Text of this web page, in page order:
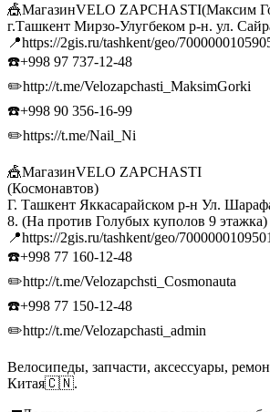
🎪МагазинVELO ZAPCHASTI(Максим
г.Ташкент Мирзо-Улугбеком р-н. ул.
📍https://2gis.ru/tashkent/geo/
☎️+998 97 737-12-48
✏️http://t.me/Velozapchasti_MaksimGorki
☎️+998 90 356-16-99
✏️https://t.me/Nail_Ni
🎪МагазинVELO ZAPCHASTI
(Космонавтов)
Г. Ташкент Яккасарайском р-н Ул.
8. (На против Голубых куполов 9 этажка)
📍https://2gis.ru/tashkent/geo/
☎️+998 77 160-12-48
✏️http://t.me/Velozapchsti_Cosmonauta
☎️+998 77 150-12-48
✏️http://t.me/Velozapchasti_admin
Велосипеды, запчасти, аксессуары,
Китая🇨🇳.